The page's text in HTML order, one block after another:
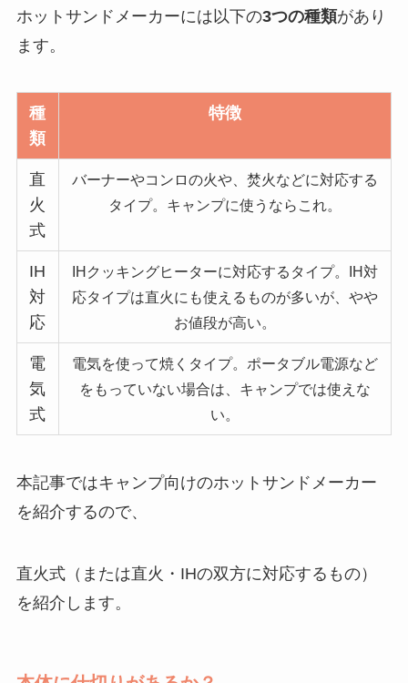
ホットサンドメーカーには以下の3つの種類があり
ます。
種
類
特徴
直
火
式
バーナーやコンロの火や、焚火などに対応する
タイプ。キャンプに使うならこれ。
IH
対
応
IHクッキングヒーターに対応するタイプ。IH対
応タイプは直火にも使えるものが多いが、やや
お値段が高い。
電
気
式
電気を使って焼くタイプ。ポータブル電源など
をもっていない場合は、キャンプでは使えな
い。
本記事ではキャンプ向けのホットサンドメーカー
を紹介するので、
直火式（または直火・IHの双方に対応するもの）
を紹介します。